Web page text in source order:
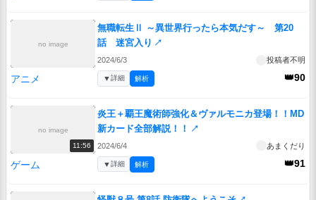
no image
無職転生Ⅱ ～異世界行ったら本気だす～ 第20
話 迷宮入り ↗
2024/6/3 投稿者不明
アニメ 👑90
▼詳細 解析
no image
11:56
炎王＋覇王魔術師強化＆ヴァルモニカ登場！！MD
新カード全部解説！！
↗
2024/6/4 あまくだり
ゲーム 👑91
▼詳細 解析